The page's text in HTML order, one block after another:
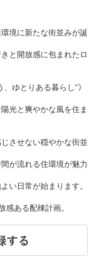
境に新たな街並みが誕
と開放感に包まれたロ
ゆとりある暮らし”》
光と爽やかな風を住ま
させない穏やかな街並
が流れる住環境が魅力
い日常が始まります。
ある配棟計画。